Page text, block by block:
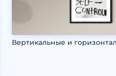
Вертикальные и